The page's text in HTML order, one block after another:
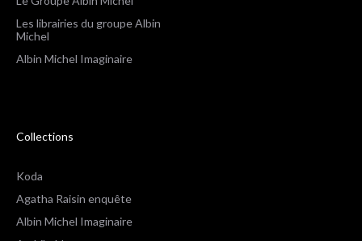
Les librairies du groupe Albin
Michel
Albin Michel Imaginaire
Collections
Koda
Agatha Raisin enquête
Albin Michel Imaginaire